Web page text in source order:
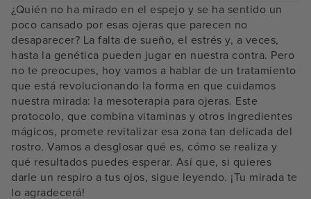
¿Quién no ha mirado en el espejo y se ha sentido un
poco cansado por esas ojeras que parecen no
desaparecer? La falta de sueño, el estrés y, a veces,
hasta la genética pueden jugar en nuestra contra. Pero
no te preocupes, hoy vamos a hablar de un tratamiento
que está revolucionando la forma en que cuidamos
nuestra mirada: la mesoterapia para ojeras. Este
protocolo, que combina vitaminas y otros ingredientes
mágicos, promete revitalizar esa zona tan delicada del
rostro. Vamos a desglosar qué es, cómo se realiza y
qué resultados puedes esperar. Así que, si quieres
darle un respiro a tus ojos, sigue leyendo. ¡Tu mirada te
lo agradecerá!